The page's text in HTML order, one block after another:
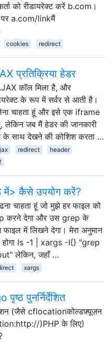
को रीडायरेक्ट करें b.com।
a.com/linkमैं
cookies redirect
प्रतिक्रिया हेडर
कॉल मिला है, और
के रूप में सर्वर से आती है।
चाहता हूं और इसे एक iframe
लेकिन जब मैं हेडर की जानकारी
के साथ देखने की कोशिश करता …
redirect
header
कैसे उपयोग करें?
चाहता हूं जो मुझे हर फाइल को
करने देगा और उस grep के
में लिखने देगा। मेरा अनुमान
होगा ls -1 | xargs -I{} "grep
लेकिन, जहाँ …
xargs
पुनर्निर्देशित
(जैसे cflocationकोल्डफ़्यूज़न
)PHP के लिए)